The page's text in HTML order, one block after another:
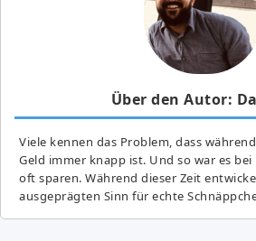
Über den Autor:
Viele kennen das Problem, dass
Geld immer knapp ist. Und so war es bei
oft sparen. Während dieser Zeit
ausgeprägten Sinn für echte